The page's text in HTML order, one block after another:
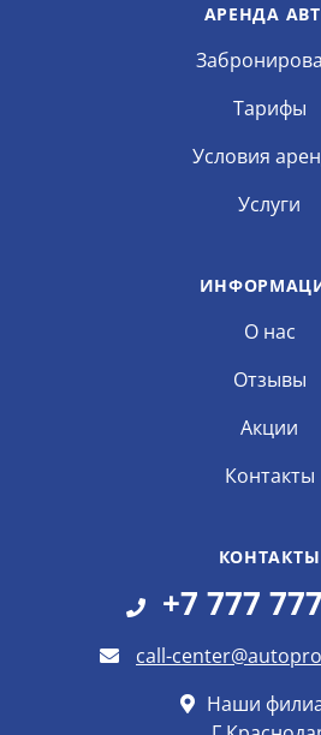
АРЕНДА
Тарифы
Условия
Услуги
О нас
Отзывы
Акции
Контакты
КОНТАКТЫ
+7 777
call-
Наши